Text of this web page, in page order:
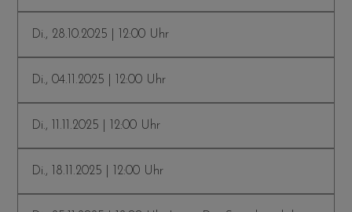
Di., 28.10.2025 | 12:00 Uhr
Di., 04.11.2025 | 12:00 Uhr
Di., 11.11.2025 | 12:00 Uhr
Di., 18.11.2025 | 12:00 Uhr